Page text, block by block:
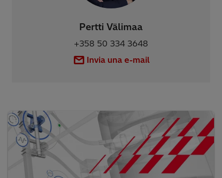
Pertti Välimaa
+358 50 334 3648
Invia una e-mail